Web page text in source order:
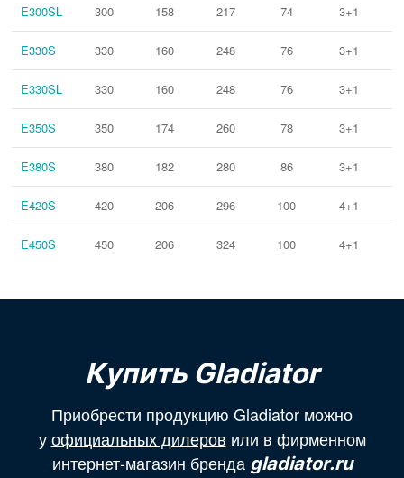
E300SL 300 158 217 74 3+1
E330S 330 160 248 76 3+1
E330SL 330 160 248 76 3+1
E350S 350 174 260 78 3+1
E380S 380 182 280 86 3+1
E420S 420 206 296 100 4+1
E450S 450 206 324 100 4+1
Купить Gladiator
Приобрести продукцию Gladiator можно
уофициальных дилеров или в фирменном
интернет-магазин бренда gladiator.ru